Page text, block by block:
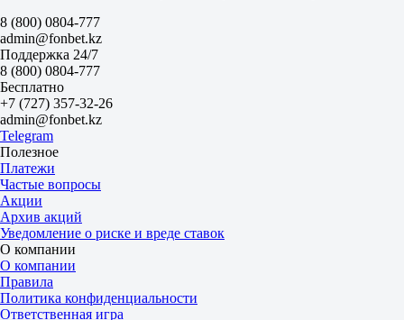
-
Палмейрас СП
15 августа в 22:30
2.85
3.10
2.55
1X
12
X2
1.48
1.35
1.40
Фора
1
2
0
1.97
0
1.80
8 (800) 0804-777
admin@fonbet.kz
Поддержка 24/7
8 (800) 0804-777
Бесплатно
+7 (727) 357-32-26
admin@fonbet.kz
Telegram
Полезное
Платежи
Частые вопросы
Акции
Архив акций
Уведомление о риске и вреде ставок
О компании
О компании
Правила
Политика конфиденциальности
Ответственная игра